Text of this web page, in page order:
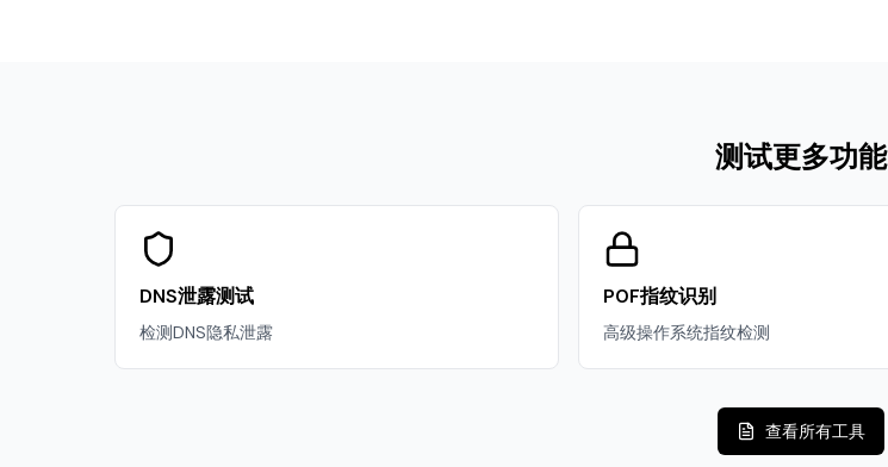
测试更多功能
DNS泄露测试
检测DNS隐私泄露
P0F指纹识别
高级操作系统指纹检测
查看所有工具